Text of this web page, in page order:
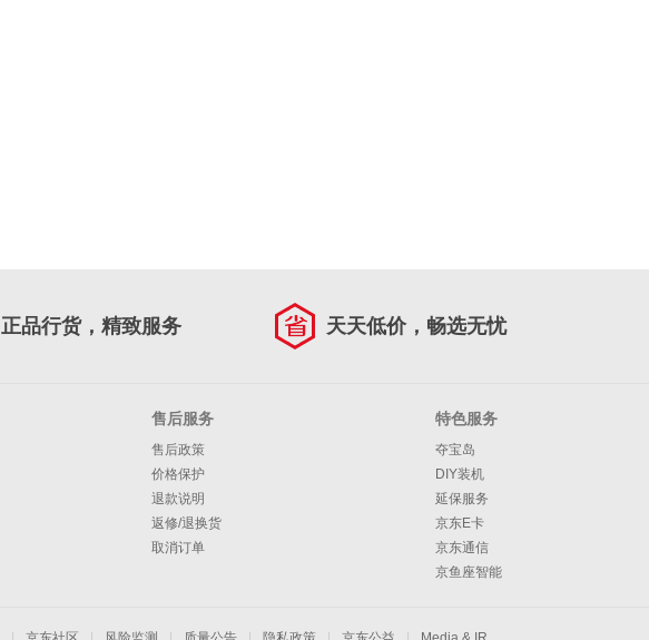
正品行货，精致服务 天天低价，畅选无忧
售后服务
售后政策
价格保护
退款说明
返修/退换货
取消订单
特色服务
夺宝岛
DIY装机
延保服务
京东E卡
京东通信
京鱼座智能